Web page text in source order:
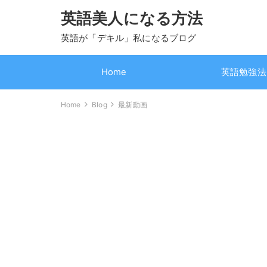
英語美人になる方法
英語が「デキル」私になるブログ
Home 英語勉強法
Home Blog 最新動画